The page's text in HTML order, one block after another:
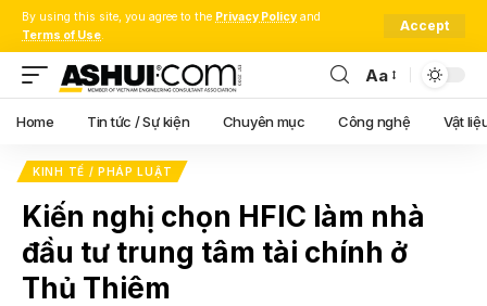
By using this site, you agree to the Privacy Policy and
Terms of Use.
Accept
Font
Resizer
Aa
Home Tin tức / Sự kiện Chuyên mục Công nghệ Vật
KINH TẾ / PHÁP LUẬT
Kiến nghị chọn HFIC làm nhà
đầu tư trung tâm tài chính ở
Thủ Thiêm